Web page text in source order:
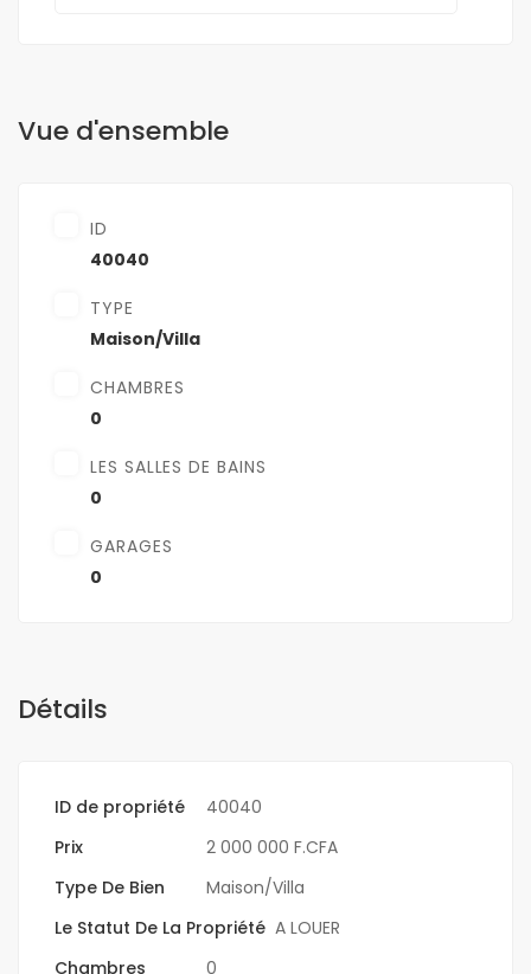
Vue d'ensemble
ID
40040
TYPE
Maison/Villa
CHAMBRES
0
LES SALLES DE BAINS
0
GARAGES
0
Détails
ID de propriété
40040
Prix
2 000 000 F.CFA
Type De Bien
Maison/Villa
Le Statut De La Propriété A LOUER
Chambres
0